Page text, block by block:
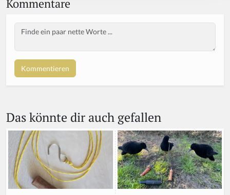
Kommentare
o
u
h
u
m
a
n,
ig
n
o
Body
Das könnte dir auch gefallen